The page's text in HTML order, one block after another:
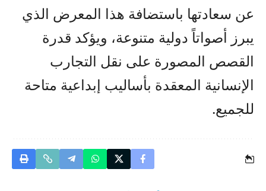
عن سعادتها باستضافة هذا المعرض الذي
يبرز أصواتاً دولية متنوعة، ويؤكد قدرة
القصص المصورة على نقل التجارب
الإنسانية المعقدة بأساليب إبداعية متاحة
للجميع.